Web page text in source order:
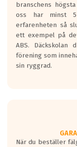
branschens
oss har minst
erfarenheten så
ett exempel på
ABS. Däckskolan
förening som
sin ryggrad.
När du beställer